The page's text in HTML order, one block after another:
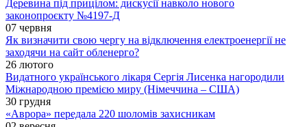
Деревина під прицілом: дискусії навколо нового
законопроєкту №4197-Д
07 червня
Як визначити свою чергу на відключення електроенергії не
заходячи на сайт обленерго?
26 лютого
Видатного українського лікаря Сергія Лисенка нагородили
Міжнародною премією миру (Німеччина – США)
30 грудня
«Аврора» передала 220 шоломів захисникам